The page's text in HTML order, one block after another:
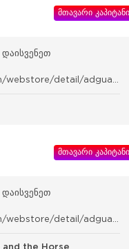
მთავარი კაპიტანი
webstore/detail/adguard-
მთავარი კაპიტანი
webstore/detail/adguard-
and the Horse